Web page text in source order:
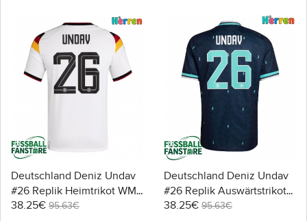
Deutschland Deniz Undav
#26 Replik Heimtrikot WM
2026 Kurzarm
38.25€ 95.63€
Deutschland Deniz Undav
#26 Replik Auswärtstrikot
WM 2026 Kurzarm
38.25€ 95.63€